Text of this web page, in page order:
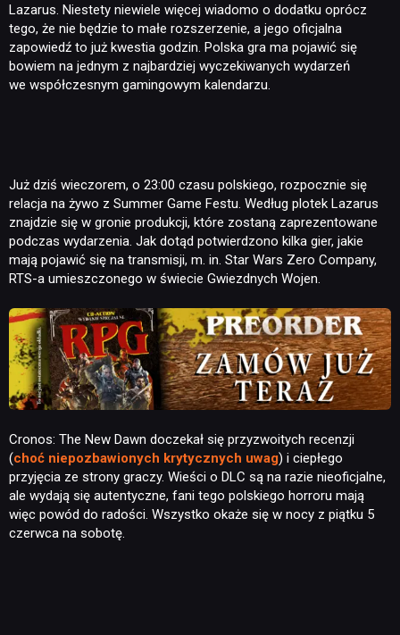
Lazarus. Niestety niewiele więcej wiadomo o dodatku oprócz
tego, że nie będzie to małe rozszerzenie, a jego oficjalna
zapowiedź to już kwestia godzin. Polska gra ma pojawić się
bowiem na jednym z najbardziej wyczekiwanych wydarzeń
we współczesnym gamingowym kalendarzu.
Już dziś wieczorem, o 23:00 czasu polskiego, rozpocznie się
relacja na żywo z Summer Game Festu. Według plotek Lazarus
znajdzie się w gronie produkcji, które zostaną zaprezentowane
podczas wydarzenia. Jak dotąd potwierdzono kilka gier, jakie
mają pojawić się na transmisji, m. in. Star Wars Zero Company,
RTS-a umieszczonego w świecie Gwiezdnych Wojen.
Cronos: The New Dawn doczekał się przyzwoitych recenzji
(choć niepozbawionych krytycznych uwag) i ciepłego
przyjęcia ze strony graczy. Wieści o DLC są na razie nieoficjalne,
ale wydają się autentyczne, fani tego polskiego horroru mają
więc powód do radości. Wszystko okaże się w nocy z piątku 5
czerwca na sobotę.